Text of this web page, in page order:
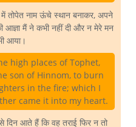
में तोपेत नाम ऊंचे स्थान बनाकर, अपने
आज्ञा मैं ने कभी नहीं दी और न मेरे मन
आया।
high places of Tophet,
son of Hinnom, to burn
in the fire; which I
came it into my heart.
दिन आते हैं कि वह तराई फिर न तो